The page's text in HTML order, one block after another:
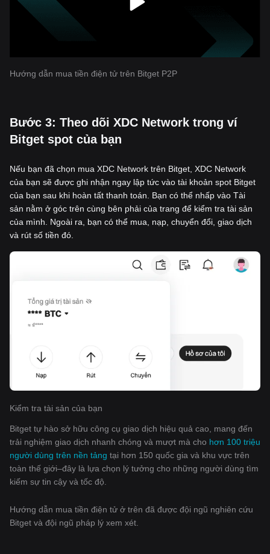
Hướng dẫn mua tiền điện tử trên Bitget P2P
‌Bước 3: Theo dõi XDC Network trong ví
Bitget spot của bạn
Nếu bạn đã chọn mua XDC Network trên Bitget, XDC Network
của bạn sẽ được ghi nhận ngay lập tức vào tài khoản spot Bitget
của bạn sau khi hoàn tất thanh toán. Bạn có thể nhấp vào Tài
sản nằm ở góc trên cùng bên phải của trang để kiểm tra tài sản
của mình. Ngoài ra, bạn có thể mua, nạp, chuyển đổi, giao dịch
và rút số tiền đó.
Kiểm tra tài sản của bạn
Bitget tự hào sở hữu công cụ giao dịch hiệu quả cao, mang đến
trải nghiệm giao dịch nhanh chóng và mượt mà cho hơn 100 triệu
người dùng trên nền tảng tại hơn 150 quốc gia và khu vực trên
toàn thế giới–đây là lựa chọn lý tưởng cho những người dùng tìm
kiếm sự tin cậy và tốc độ.
Hướng dẫn mua tiền điện tử ở trên đã được đội ngũ nghiên cứu
Bitget và đội ngũ pháp lý xem xét.